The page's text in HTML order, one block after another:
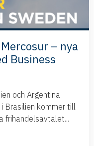
– nya
Business
och Argentina
Brasilien kommer till
frihandelsavtalet...